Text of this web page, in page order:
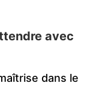
avec
dans le